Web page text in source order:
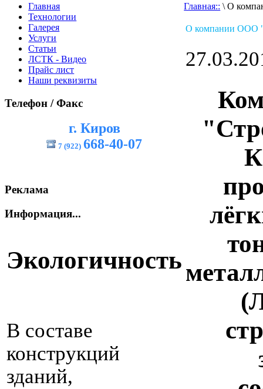
Главная
Технологии
Галерея
Услуги
Статьи
ЛСТК - Видео
Прайс лист
Наши реквизиты
Телефон / Факс
г. Киров
7 (922) 668-40-07
Реклама
Информация...
Экологичность
В составе
конструкций
зданий,
Главная:: \ О
О компании ООО